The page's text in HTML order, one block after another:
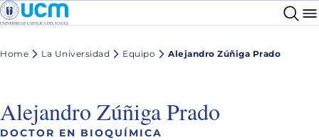
Home La Universidad Equipo Alejandro Zúñiga Prado
Alejandro Zúñiga Prado
DOCTOR EN BIOQUÍMICA